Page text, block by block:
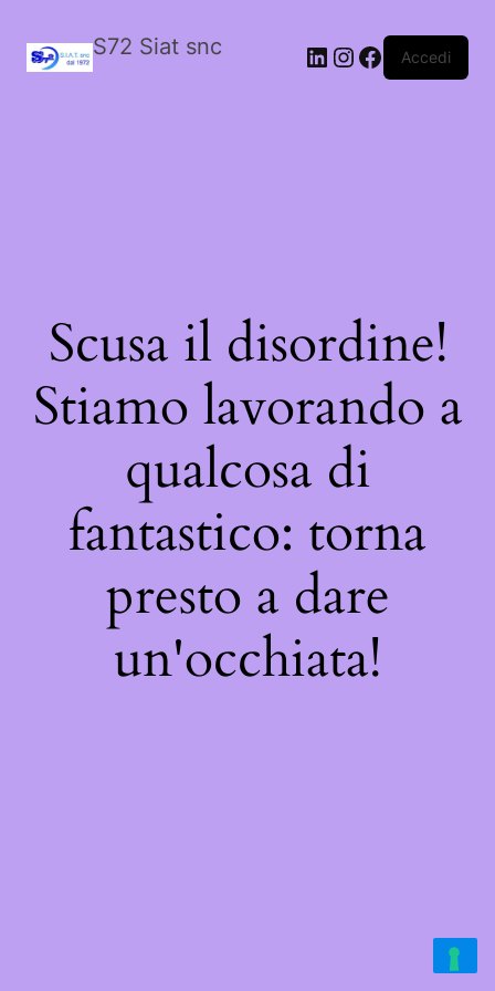
S72 Siat snc LinkedIn
Instagram
Facebook
Accedi
Scusa il disordine!
Stiamo lavorando a
qualcosa di
fantastico: torna
presto a dare
un'occhiata!